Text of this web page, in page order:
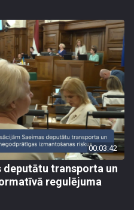
00:03:42
deputātu transporta un
regulējuma